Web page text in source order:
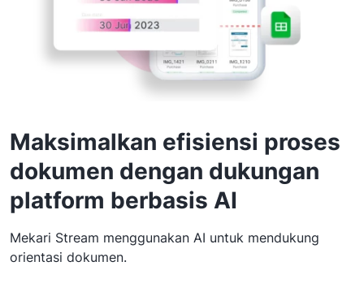
Maksimalkan efisiensi proses
dokumen dengan dukungan
platform berbasis AI
Mekari Stream menggunakan AI untuk mendukung
orientasi dokumen.